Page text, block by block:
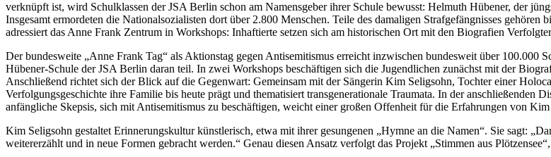
verknüpft ist, wird Schulklassen der JSA Berlin schon am Namensgeber ihrer Schule bewusst: Helmuth Hübener, der
Insgesamt ermordeten die Nationalsozialisten dort über 2.800 Menschen. Teile des damaligen Strafgefängnisses
adressiert das Anne Frank Zentrum in Workshops: Inhaftierte setzen sich am historischen Ort mit den Biografien
Der bundesweite „Anne Frank Tag“ als Aktionstag gegen Antisemitismus erreicht inzwischen bundesweit über
Hübener-Schule der JSA Berlin daran teil. In zwei Workshops beschäftigen sich die Jugendlichen zunächst mit der
Anschließend richtet sich der Blick auf die Gegenwart: Gemeinsam mit der Sängerin Kim Seligsohn, Tochter einer
Verfolgungsgeschichte ihre Familie bis heute prägt und thematisiert transgenerationale Traumata. In der
anfängliche Skepsis, sich mit Antisemitismus zu beschäftigen, weicht einer großen Offenheit für die Erfahrungen von
Kim Seligsohn gestaltet Erinnerungskultur künstlerisch, etwa mit ihrer gesungenen „Hymne an die Namen“. Sie sagt:
weitererzählt und in neue Formen gebracht werden.“ Genau diesen Ansatz verfolgt das Projekt „Stimmen aus